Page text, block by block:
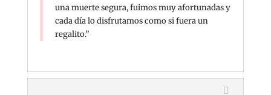
una muerte segura, fuimos muy afortunadas y
cada día lo disfrutamos como si fuera un
regalito.”